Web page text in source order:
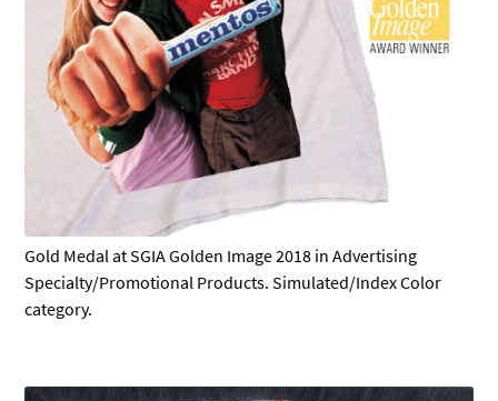
Gold Medal at SGIA Golden Image 2018 in Advertising
Specialty/Promotional Products. Simulated/Index Color
category.